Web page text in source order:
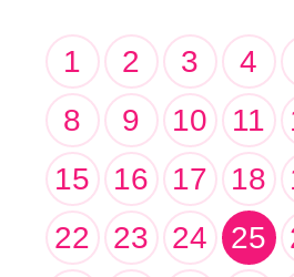
1 2 3 4
8
9 10 11
15
16 17 18
22
23 24 25